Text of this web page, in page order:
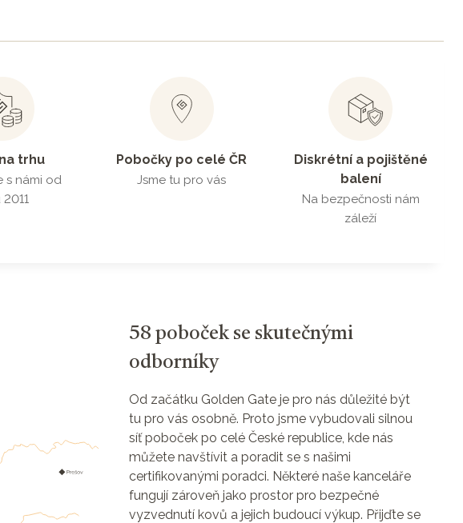
trhu
s námi od
Pobočky po celé ČR
Jsme tu pro vás
Diskrétní a pojištěné
balení
Na bezpečnosti nám
záleží
58 poboček se skutečnými
odborníky
Od začátku Golden Gate je pro nás důležité být
tu pro vás osobně. Proto jsme vybudovali silnou
síť poboček po celé České republice, kde nás
můžete navštívit a poradit se s našimi
certifikovanými poradci. Některé naše kanceláře
fungují zároveň jako prostor pro bezpečné
vyzvednutí kovů a jejich budoucí výkup. Přijďte se